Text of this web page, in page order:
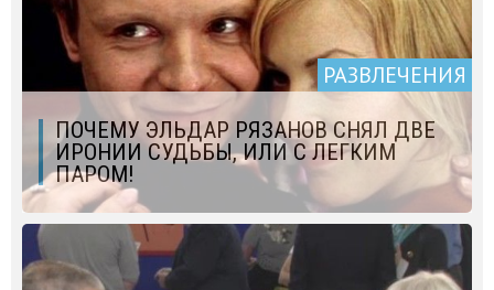
РАЗВЛЕЧЕНИЯ
ПОЧЕМУ ЭЛЬДАР РЯЗАНОВ СНЯЛ ДВЕ
ИРОНИИ СУДЬБЫ, ИЛИ С ЛЕГКИМ
ПАРОМ!